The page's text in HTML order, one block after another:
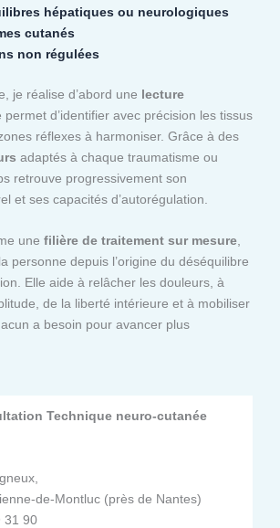
hépatiques ou neurologiques
cutanés
non régulées
je réalise d’abord une lecture
permet d’identifier avec précision les tissus
réflexes à harmoniser. Grâce à des
adaptés à chaque traumatisme ou
retrouve progressivement son
et ses capacités d’autorégulation.
une filière de traitement sur mesure,
personne depuis l’origine du déséquilibre
Elle aide à relâcher les douleurs, à
de la liberté intérieure et à mobiliser
a besoin pour avancer plus
Technique neuro-cutanée
de-Montluc (près de Nantes)
31 90